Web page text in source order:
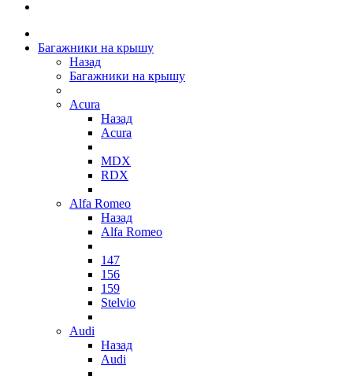
Багажники на крышу
Назад
Багажники на крышу
Acura
Назад
Acura
MDX
RDX
Alfa Romeo
Назад
Alfa Romeo
147
156
159
Stelvio
Audi
Назад
Audi